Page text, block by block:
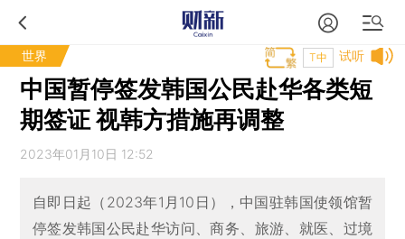
世界 试听
T中
中国暂停签发韩国公民赴华各类短
期签证 视韩方措施再调整
2023年01月10日 12:52
自即日起（2023年1月10日），中国驻韩国使领馆暂
停签发韩国公民赴华访问、商务、旅游、就医、过境